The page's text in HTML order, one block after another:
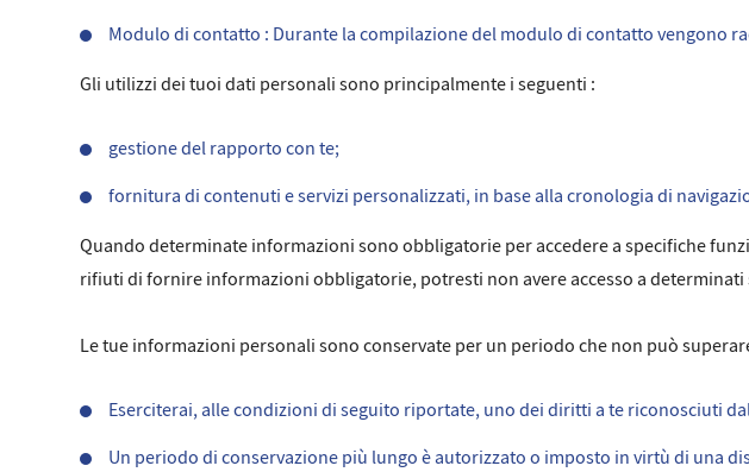
Modulo di contatto : Durante la compilazione del modulo di contatto vengono
Gli utilizzi dei tuoi dati personali sono principalmente i seguenti :
gestione del rapporto con te;
fornitura di contenuti e servizi personalizzati, in base alla cronologia di
Quando determinate informazioni sono obbligatorie per accedere a specifiche
rifiuti di fornire informazioni obbligatorie, potresti non avere accesso a
Le tue informazioni personali sono conservate per un periodo che non può
Eserciterai, alle condizioni di seguito riportate, uno dei diritti a te riconosciuti
Un periodo di conservazione più lungo è autorizzato o imposto in virtù di una